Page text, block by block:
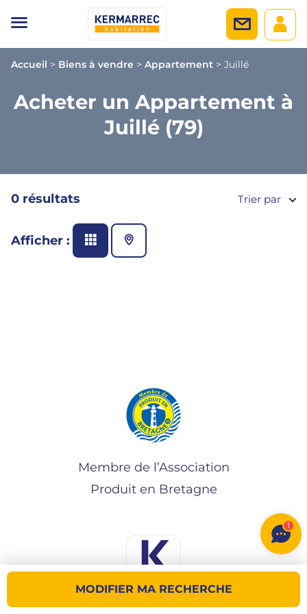
Accueil > Biens à vendre > Appartement > Juillé
Acheter un Appartement à
Juillé (79)
MODIFIER MA RECHERCHE
0 résultats Trier par
Afficher :
Membre de l’Association
Produit en Bretagne
1